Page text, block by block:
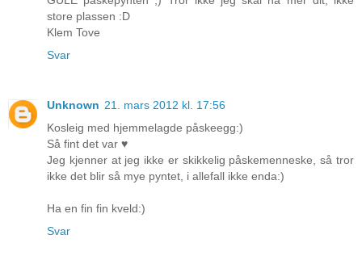
store plassen :D
Klem Tove
Svar
Unknown 21. mars 2012 kl. 17:56
Kosleig med hjemmelagde påskeegg:)
Så fint det var ♥
Jeg kjenner at jeg ikke er skikkelig påskemenneske, så tror
ikke det blir så mye pyntet, i allefall ikke enda:)
Ha en fin fin kveld:)
Svar